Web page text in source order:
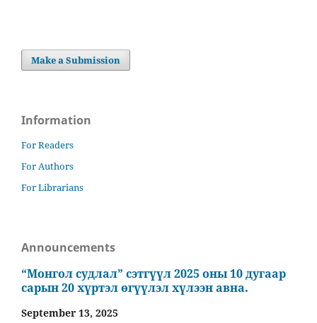
Make a Submission
Information
For Readers
For Authors
For Librarians
Announcements
“Монгол судлал” сэтгүүл 2025 оны 10 дугаар
сарын 20 хүртэл өгүүлэл хүлээн авна.
September 13, 2025